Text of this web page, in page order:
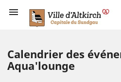

Calendrier des
Aqua'lounge